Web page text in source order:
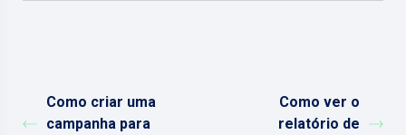
Como criar uma
campanha para
Como ver o
relatório de